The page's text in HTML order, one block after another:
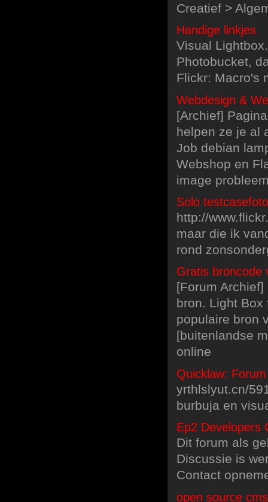
Creatief >
Handige linkjes
Visual
Photobucket,
Flickr: Macro's
Webdesign &
[Archief]
helpen ze je al
Job debian
Webshop en
image
Solo
http://
maar die ik
rond
Gratis broncode
[Forum Archief]
bron. Light
populaire bron
[buitenlandse
online
Quicklaw: Forum
yrthlslyut.cn/
burbuja en
Ep2 Developers
Dit forum als
Discussie is
Contact
open source